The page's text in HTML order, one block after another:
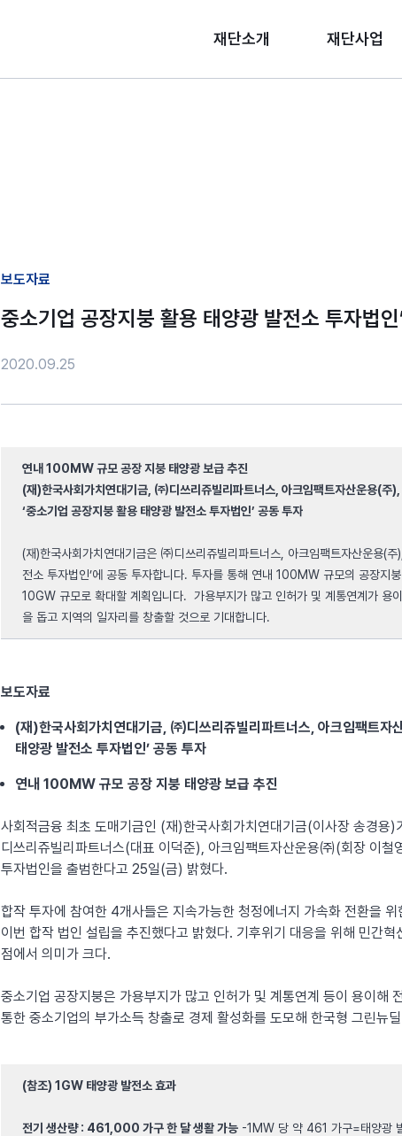
재단소개 재단사업
보도자료
중소기업 공장지붕 활용 태양광 발전소 투자법
2020.09.25
연내 100MW 규모 공장 지붕 태양광 보급 추진
(재)한국사회가치연대기금, ㈜디쓰리쥬빌리파트너스, 아크임팩트자산운용(주
‘중소기업 공장지붕 활용 태양광 발전소 투자법인’ 공동 투자
(재)한국사회가치연대기금은 ㈜디쓰리쥬빌리파트너스, 아크임팩트자산운용(
전소 투자법인’에 공동 투자합니다. 투자를 통해 연내 100MW 규모의 공장지
10GW 규모로 확대할 계획입니다. 가용부지가 많고 인허가 및 계통연계가 용
을 돕고 지역의 일자리를 창출할 것으로 기대합니다.
보도자료
(재)한국사회가치연대기금, ㈜디쓰리쥬빌리파트너스, 아크임팩트자
태양광 발전소 투자법인’ 공동 투자
연내 100MW 규모 공장 지붕 태양광 보급 추진
사회적금융 최초 도매기금인 (재)한국사회가치연대기금(이사장 송경용
디쓰리쥬빌리파트너스(대표 이덕준), 아크임팩트자산운용㈜(회장 이
투자법인을 출범한다고 25일(금) 밝혔다.
합작 투자에 참여한 4개사들은 지속가능한 청정에너지 가속화 전환을
이번 합작 법인 설립을 추진했다고 밝혔다. 기후위기 대응을 위해 민간
점에서 의미가 크다.
중소기업 공장지붕은 가용부지가 많고 인허가 및 계통연계 등이 용이해
통한 중소기업의 부가소득 창출로 경제 활성화를 도모해 한국형 그린뉴
(참조) 1GW 태양광 발전소 효과
전기 생산량 : 461,000 가구 한 달 생활 가능 -1MW 당 약 461 가구=태양광